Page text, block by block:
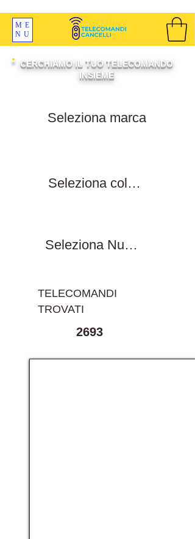
ME
NU
CERCHIAMO IL TUO TELECOMANDO
INSIEME
TELECOMANDI
TROVATI
2693